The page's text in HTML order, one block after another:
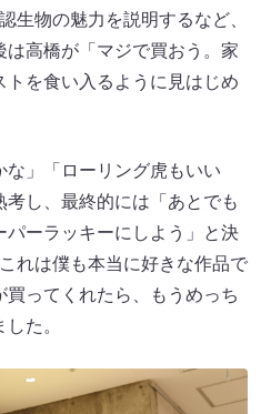
生物の魅力を説明するなど、
高橋が「マジで買おう。家
を食い入るように見はじめ
」「ローリング虎もいい
し、最終的には「あとでも
パーラッキーにしよう」と決
れは僕も本当に好きな作品で
ってくれたら、もうめっち
た。